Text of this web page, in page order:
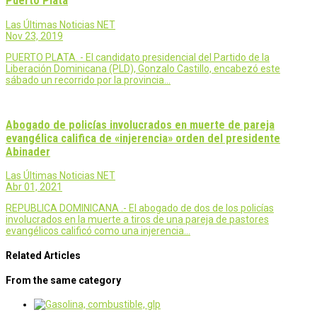
Las Últimas Noticias NET
Nov 23, 2019
PUERTO PLATA. - El candidato presidencial del Partido de la
Liberación Dominicana (PLD), Gonzalo Castillo, encabezó este
sábado un recorrido por la provincia…
Abogado de policías involucrados en muerte de pareja
evangélica califica de «injerencia» orden del presidente
Abinader
Las Últimas Noticias NET
Abr 01, 2021
REPUBLICA DOMINICANA .- El abogado de dos de los policías
involucrados en la muerte a tiros de una pareja de pastores
evangélicos calificó como una injerencia…
Related Articles
From the same category